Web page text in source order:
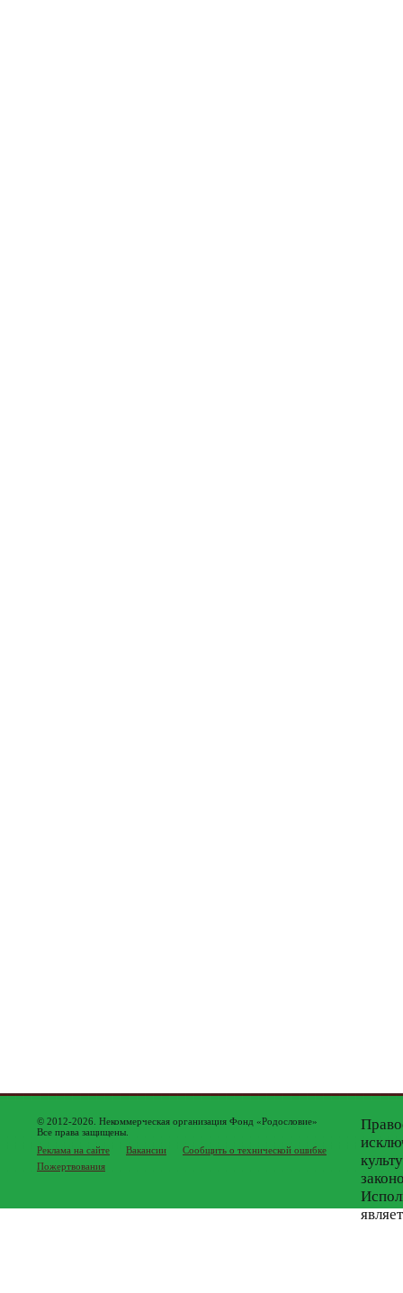
© 2012-2026. Некоммерческая организация Фонд «Родословие»
Все права защищены.
Реклама на сайте
Вакансии
Сообщить о технической ошибке
Пожертвования